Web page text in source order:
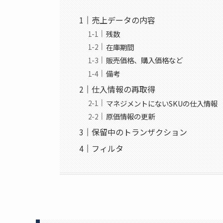
売上データの内容
残数
在庫期間
販売価格、購入価格など
備考
仕入情報の再取得
マネジメントにないSKUの仕入情報
原価情報の更新
保留中のトランザクション
フィルタ